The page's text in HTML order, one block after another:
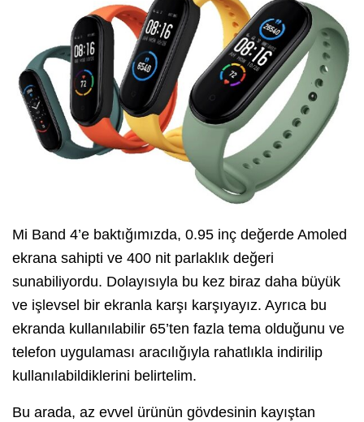
Mi Band 4’e baktığımızda, 0.95 inç değerde Amoled
ekrana sahipti ve 400 nit parlaklık değeri
sunabiliyordu. Dolayısıyla bu kez biraz daha büyük
ve işlevsel bir ekranla karşı karşıyayız. Ayrıca bu
ekranda kullanılabilir 65’ten fazla tema olduğunu ve
telefon uygulaması aracılığıyla rahatlıkla indirilip
kullanılabildiklerini belirtelim.
Bu arada, az evvel ürünün gövdesinin kayıştan